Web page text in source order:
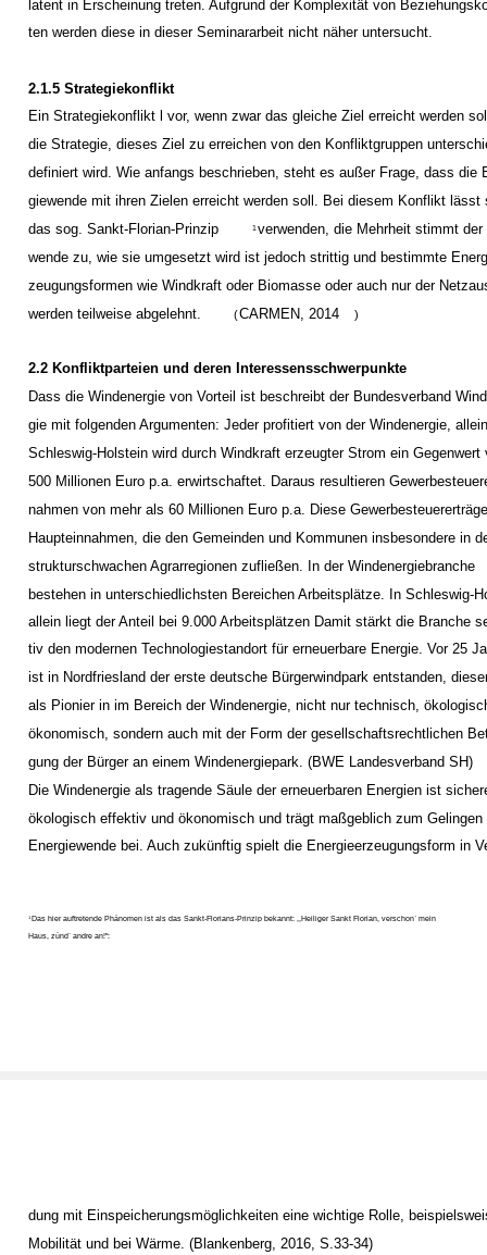
latent in Erscheinung treten. Aufgrund der Komplexität von
ten werden diese in dieser Seminararbeit nicht näher untersucht.
2.1.5 Strategiekonflikt
Ein Strategiekonflikt l vor, wenn zwar das gleiche Ziel erreicht werden
die Strategie, dieses Ziel zu erreichen von den Konfliktgruppen
definiert wird. Wie anfangs beschrieben, steht es außer Frage, dass die
giewende mit ihren Zielen erreicht werden soll. Bei diesem Konflikt lässt
das sog. Sankt-Florian-Prinzip
1verwenden, die Mehrheit stimmt der
wende zu, wie sie umgesetzt wird ist jedoch strittig und bestimmte
zeugungsformen wie Windkraft oder Biomasse oder auch nur der
werden teilweise abgelehnt.
(CARMEN, 2014 )
2.2 Konfliktparteien und deren Interessensschwerpunkte
Dass die Windenergie von Vorteil ist beschreibt der Bundesverband
gie mit folgenden Argumenten: Jeder profitiert von der Windenergie,
Schleswig-Holstein wird durch Windkraft erzeugter Strom ein Gegenwert
500 Millionen Euro p.a. erwirtschaftet. Daraus resultieren
nahmen von mehr als 60 Millionen Euro p.a. Diese
Haupteinnahmen, die den Gemeinden und Kommunen insbesondere in
strukturschwachen Agrarregionen zufließen. In der Windenergiebranche
bestehen in unterschiedlichsten Bereichen Arbeitsplätze. In Schleswig-
allein liegt der Anteil bei 9.000 Arbeitsplätzen Damit stärkt die Branche
tiv den modernen Technologiestandort für erneuerbare Energie. Vor 25
ist in Nordfriesland der erste deutsche Bürgerwindpark entstanden,
als Pionier in im Bereich der Windenergie, nicht nur technisch,
ökonomisch, sondern auch mit der Form der gesellschaftsrechtlichen
gung der Bürger an einem Windenergiepark. (BWE Landesverband SH)
Die Windenergie als tragende Säule der erneuerbaren Energien ist
ökologisch effektiv und ökonomisch und trägt maßgeblich zum Gelingen
Energiewende bei. Auch zukünftig spielt die Energieerzeugungsform in
1 Das hier auftretende Phänomen ist als das Sankt-Florians-Prinzip bekannt: ,,Heiliger Sankt Florian, verschon` mein
Haus, zünd` andre an!":
dung mit Einspeicherungsmöglichkeiten eine wichtige Rolle,
Mobilität und bei Wärme. (Blankenberg, 2016, S.33-34)